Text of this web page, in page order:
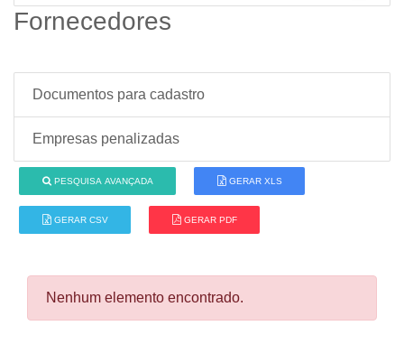
Fornecedores
Documentos para cadastro
Empresas penalizadas
PESQUISA AVANÇADA GERAR XLS
GERAR CSV GERAR PDF
Nenhum elemento encontrado.